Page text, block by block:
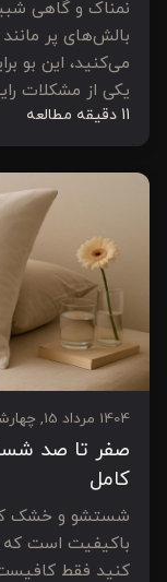
نمناک و گاهی
بالش‌های پر
می‌کنید، این بو
یکی از مشکلات
11 دقیقه مطالعه
1404 مرداد 15, چهارشنبه
صفر تا صد
کامل
شستشو و خشک
باکیفیت است که
کنید فقط کافیست